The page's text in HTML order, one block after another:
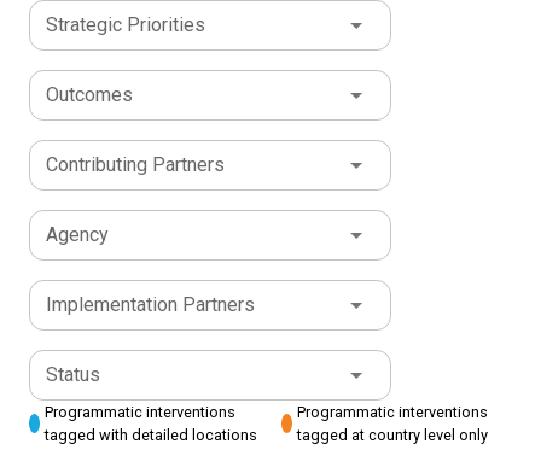
Strategic Priorities
Outcomes
Contributing Partners
Agency
Implementation Partners
Status
Programmatic interventions
tagged with detailed locations
Programmatic interventions
tagged at country level only